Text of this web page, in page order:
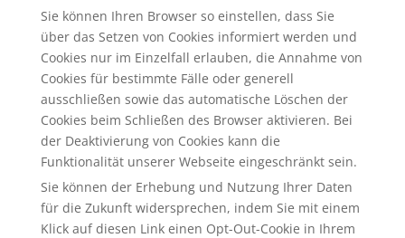
Sie können Ihren Browser so einstellen, dass Sie
über das Setzen von Cookies informiert werden und
Cookies nur im Einzelfall erlauben, die Annahme von
Cookies für bestimmte Fälle oder generell
ausschließen sowie das automatische Löschen der
Cookies beim Schließen des Browser aktivieren. Bei
der Deaktivierung von Cookies kann die
Funktionalität unserer Webseite eingeschränkt sein.
Sie können der Erhebung und Nutzung Ihrer Daten
für die Zukunft widersprechen, indem Sie mit einem
Klick auf diesen Link einen Opt-Out-Cookie in Ihrem